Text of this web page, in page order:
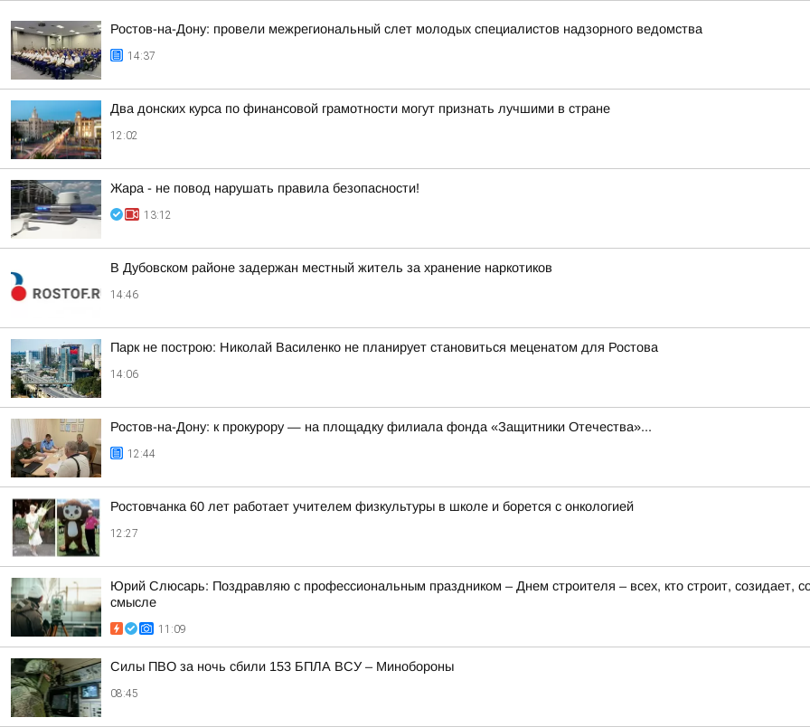
Ростов-на-Дону: провели межрегиональный слет молодых специалистов надзорного ведомства
14:37
Два донских курса по финансовой грамотности могут признать лучшими в стране
12:02
Жара - не повод нарушать правила безопасности!
13:12
В Дубовском районе задержан местный житель за хранение наркотиков
14:46
Парк не построю: Николай Василенко не планирует становиться меценатом для Ростова
14:06
Ростов-на-Дону: к прокурору — на площадку филиала фонда «Защитники Отечества»...
12:44
Ростовчанка 60 лет работает учителем физкультуры в школе и борется с онкологией
12:27
Юрий Слюсарь: Поздравляю с профессиональным праздником – Днем строителя – всех, кто строит, созидает,
смысле
11:09
Силы ПВО за ночь сбили 153 БПЛА ВСУ – Минобороны
08:45